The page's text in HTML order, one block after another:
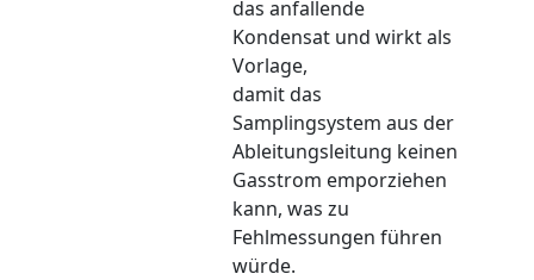
das anfallende
Kondensat und wirkt als
Vorlage,
damit das
Samplingsystem aus der
Ableitungsleitung keinen
Gasstrom emporziehen
kann, was zu
Fehlmessungen führen
würde.